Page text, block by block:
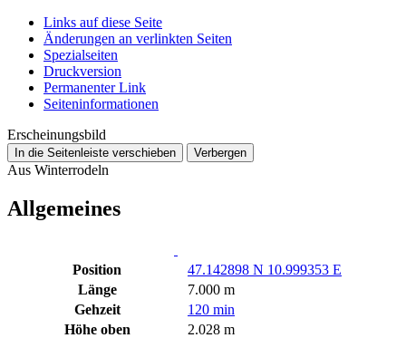
Links auf diese Seite
Änderungen an verlinkten Seiten
Spezialseiten
Druckversion
Permanenter Link
Seiten­­informationen
Erscheinungsbild
In die Seitenleiste verschieben Verbergen
Aus Winterrodeln
Allgemeines
Position
47.142898 N 10.999353 E
Länge
7.000 m
Gehzeit
120 min
Höhe oben
2.028 m